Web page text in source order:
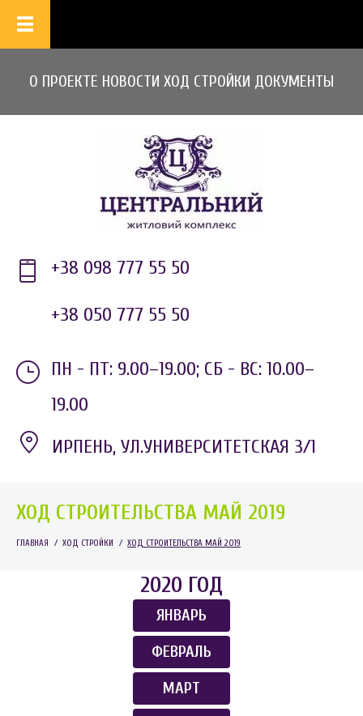
О ПРОЕКТЕ НОВОСТИ ХОД СТРОЙКИ ДОКУМЕНТЫ
+38 098 777 55 50
+38 050 777 55 50
ПН - ПТ: 9.00–19.00; СБ - ВС: 10.00–
19.00
ИРПЕНЬ, УЛ.УНИВЕРСИТЕТСКАЯ 3/1
ХОД СТРОИТЕЛЬСТВА МАЙ 2019
ГЛАВНАЯ / ХОД СТРОЙКИ / ХОД СТРОИТЕЛЬСТВА МАЙ 2019
2020 ГОД
ЯНВАРЬ
ФЕВРАЛЬ
МАРТ